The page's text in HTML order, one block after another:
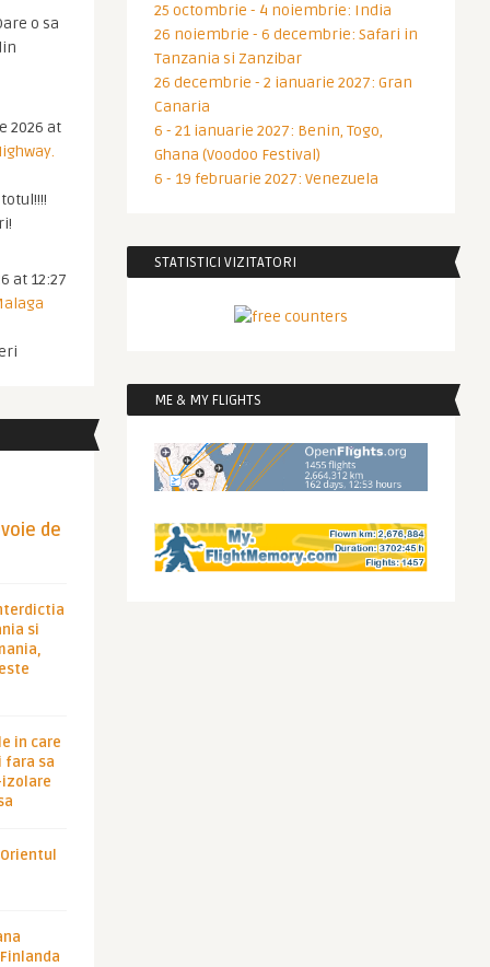
o sa
2026 at
at 12:27
de
si
in care
fara sa
25 octombrie - 4 noiembrie: India
26 noiembrie - 6 decembrie: Safari in
Tanzania si Zanzibar
26 decembrie - 2 ianuarie 2027: Gran
Canaria
6 - 21 ianuarie 2027: Benin, Togo,
Ghana (Voodoo Festival)
6 - 19 februarie 2027: Venezuela
STATISTICI VIZITATORI
ME & MY FLIGHTS